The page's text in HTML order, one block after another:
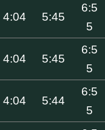
4:04 5:45
6:5
5
4:04 5:45
6:5
5
4:04 5:44
6:5
5